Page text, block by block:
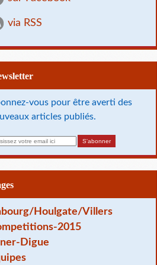
via RSS
vous pour être averti des
articles publiés.
Houlgate/Villers
2015
Digue